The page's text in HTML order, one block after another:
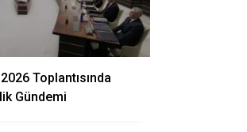
Toplantısında
Gündemi